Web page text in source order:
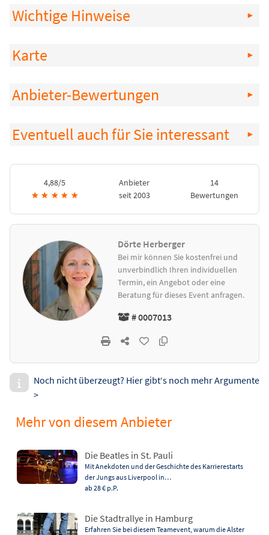
Wichtige Hinweise
Karte
Anbieter-Bewertungen
Eventuell auch für Sie interessant
4,88/5
★ ★ ★ ★ ★
Anbieter
seit 2003
14
Bewertungen
Dörte Herberger
Bei mir können Sie kostenfrei und
unverbindlich Ihren individuellen
Termin, ein Angebot oder eine
Beratung für dieses Event anfragen.
# 0007013
Noch nicht überzeugt? Hier gibt‘s noch mehr Argumente
>
Mehr von diesem Anbieter
Die Beatles in St. Pauli
Mit Anekdoten und der Geschichte des Karrierestarts
der Jungs aus Liverpool in…
ab 28 € p.P.
Die Stadtrallye in Hamburg
Erfahren Sie bei diesem Teamevent, warum die Alster